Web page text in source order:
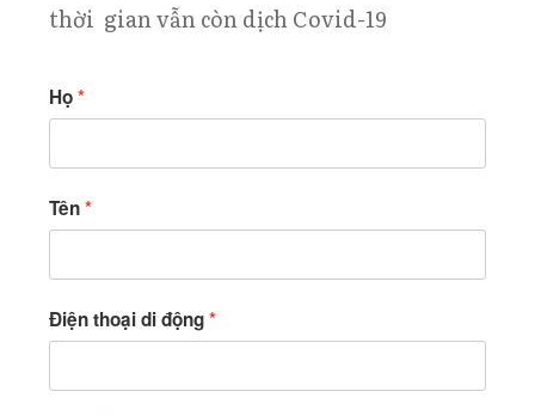
thời gian vẫn còn dịch Covid-19
Họ
Tên
Điện thoại di động